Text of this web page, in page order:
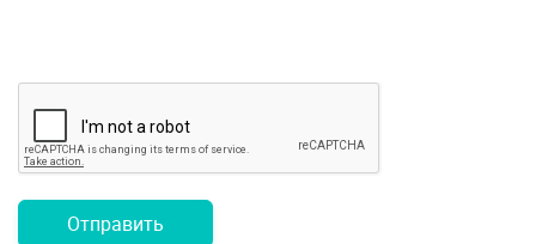
Отправить